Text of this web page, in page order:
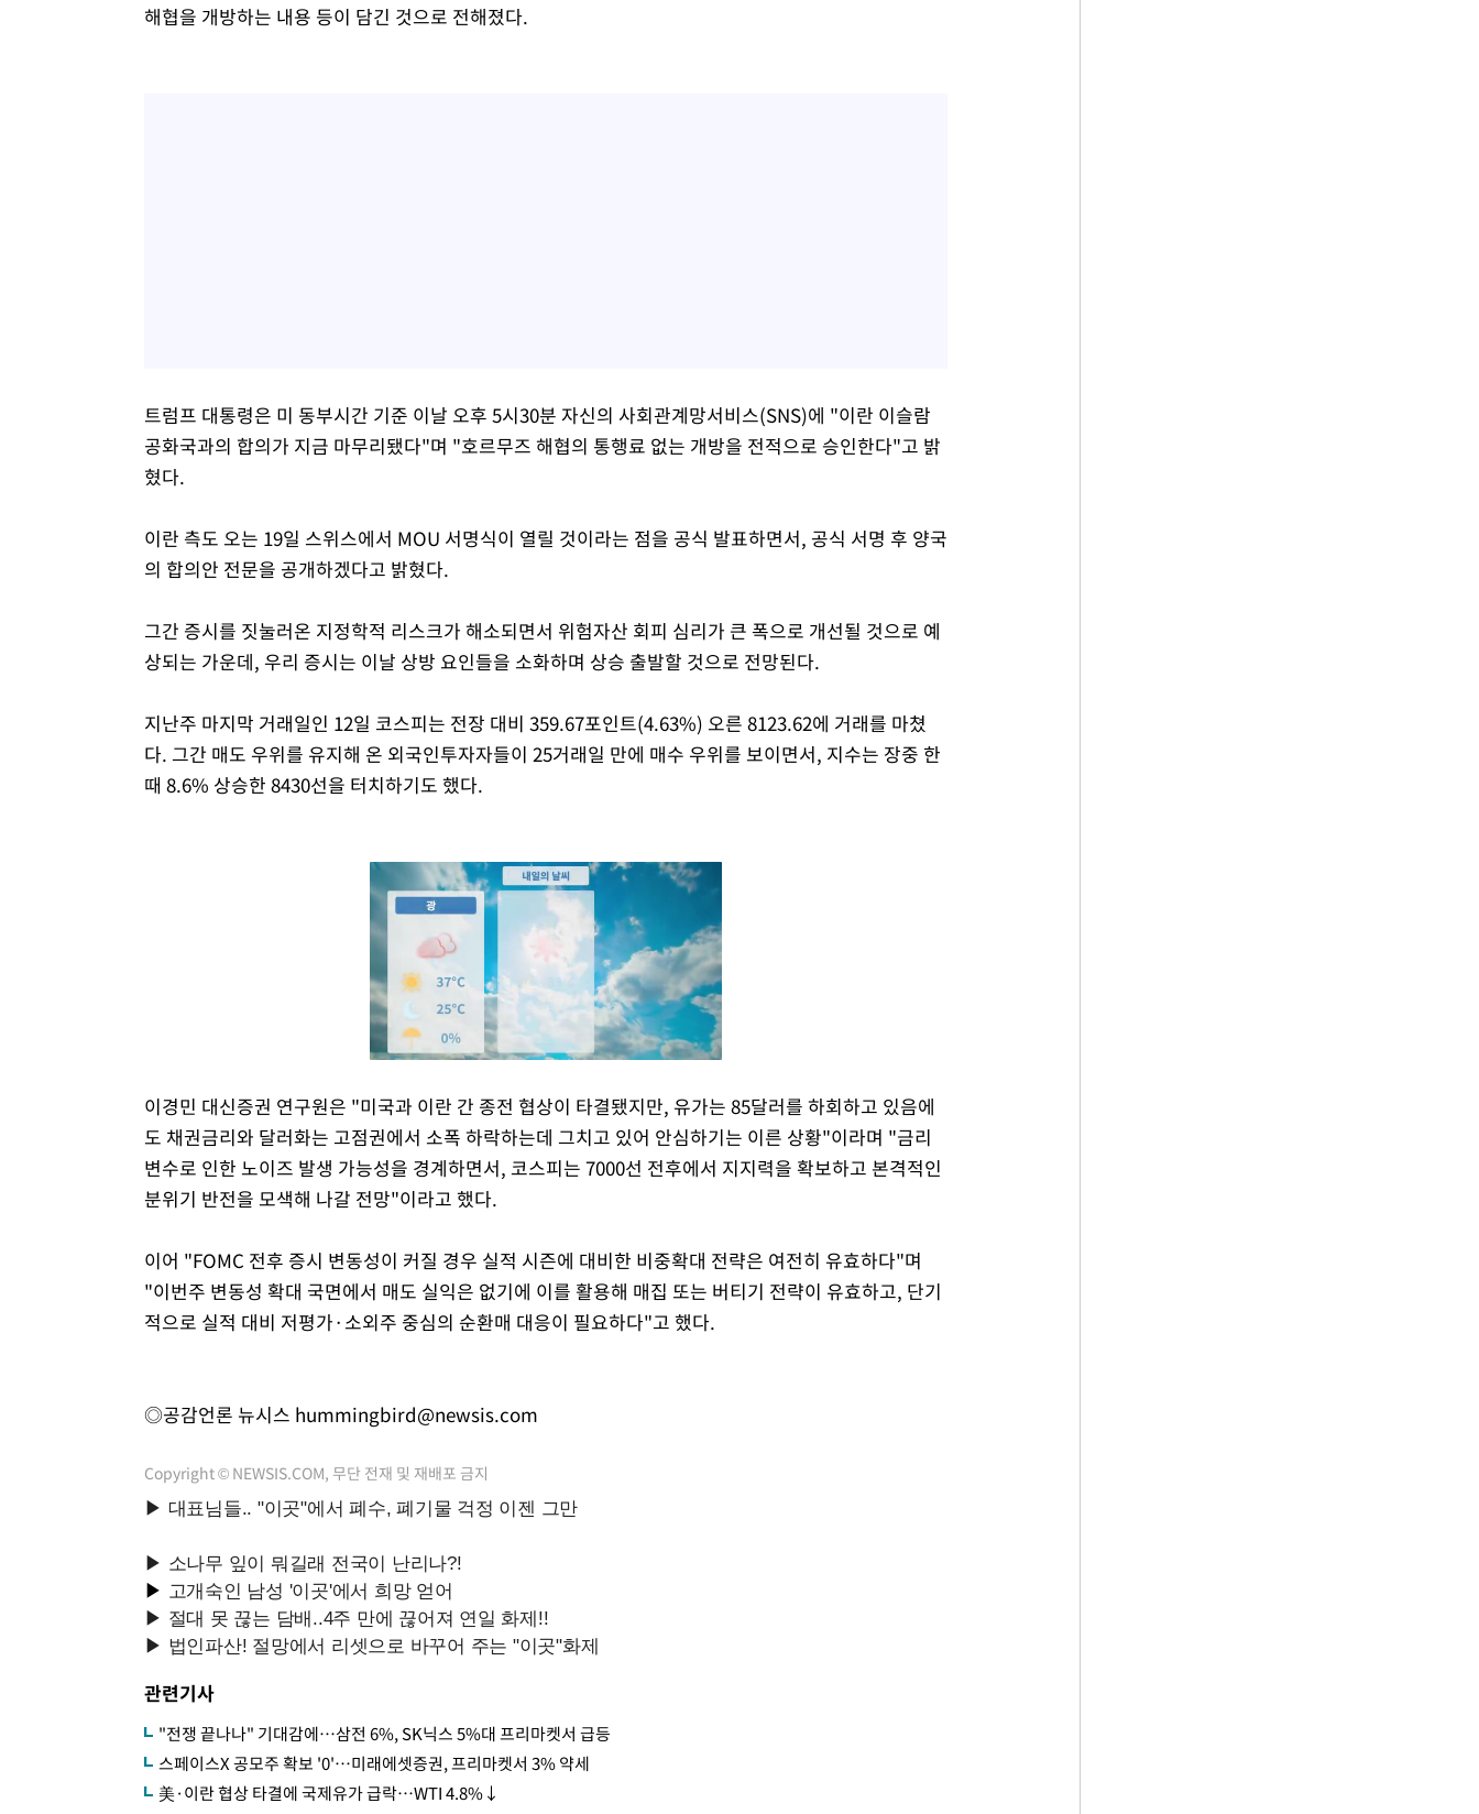
해협을 개방하는 내용 등이 담긴 것으로 전해졌다.
트럼프 대통령은 미 동부시간 기준 이날 오후 5시30분 자신의 사회관계망서비스(SNS)에 "이란 이슬람
공화국과의 합의가 지금 마무리됐다"며 "호르무즈 해협의 통행료 없는 개방을 전적으로 승인한다"고 밝
혔다.
이란 측도 오는 19일 스위스에서 MOU 서명식이 열릴 것이라는 점을 공식 발표하면서, 공식 서명 후 양국
의 합의안 전문을 공개하겠다고 밝혔다.
그간 증시를 짓눌러온 지정학적 리스크가 해소되면서 위험자산 회피 심리가 큰 폭으로 개선될 것으로 예
상되는 가운데, 우리 증시는 이날 상방 요인들을 소화하며 상승 출발할 것으로 전망된다.
지난주 마지막 거래일인 12일 코스피는 전장 대비 359.67포인트(4.63%) 오른 8123.62에 거래를 마쳤
다. 그간 매도 우위를 유지해 온 외국인투자자들이 25거래일 만에 매수 우위를 보이면서, 지수는 장중 한
때 8.6% 상승한 8430선을 터치하기도 했다.
Mute
이경민 대신증권 연구원은 "미국과 이란 간 종전 협상이 타결됐지만, 유가는 85달러를 하회하고 있음에
도 채권금리와 달러화는 고점권에서 소폭 하락하는데 그치고 있어 안심하기는 이른 상황"이라며 "금리
변수로 인한 노이즈 발생 가능성을 경계하면서, 코스피는 7000선 전후에서 지지력을 확보하고 본격적인
분위기 반전을 모색해 나갈 전망"이라고 했다.
이어 "FOMC 전후 증시 변동성이 커질 경우 실적 시즌에 대비한 비중확대 전략은 여전히 유효하다"며
"이번주 변동성 확대 국면에서 매도 실익은 없기에 이를 활용해 매집 또는 버티기 전략이 유효하고, 단기
적으로 실적 대비 저평가·소외주 중심의 순환매 대응이 필요하다"고 했다.
◎공감언론 뉴시스 hummingbird@newsis.com
Copyright © NEWSIS.COM, 무단 전재 및 재배포 금지
관련기사
"전쟁 끝나나" 기대감에…삼전 6%, SK닉스 5%대 프리마켓서 급등
스페이스X 공모주 확보 '0'…미래에셋증권, 프리마켓서 3% 약세
美·이란 협상 타결에 국제유가 급락…WTI 4.8%↓